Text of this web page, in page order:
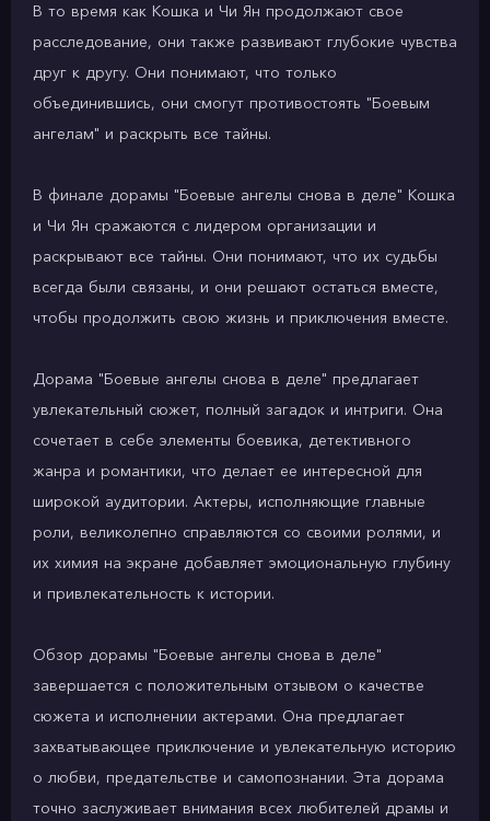
В то время как Кошка и Чи Ян продолжают свое
расследование, они также развивают глубокие чувства
друг к другу. Они понимают, что только
объединившись, они смогут противостоять "Боевым
ангелам" и раскрыть все тайны.
В финале дорамы "Боевые ангелы снова в деле" Кошка
и Чи Ян сражаются с лидером организации и
раскрывают все тайны. Они понимают, что их судьбы
всегда были связаны, и они решают остаться вместе,
чтобы продолжить свою жизнь и приключения вместе.
Дорама "Боевые ангелы снова в деле" предлагает
увлекательный сюжет, полный загадок и интриги. Она
сочетает в себе элементы боевика, детективного
жанра и романтики, что делает ее интересной для
широкой аудитории. Актеры, исполняющие главные
роли, великолепно справляются со своими ролями, и
их химия на экране добавляет эмоциональную глубину
и привлекательность к истории.
Обзор дорамы "Боевые ангелы снова в деле"
завершается с положительным отзывом о качестве
сюжета и исполнении актерами. Она предлагает
захватывающее приключение и увлекательную историю
о любви, предательстве и самопознании. Эта дорама
точно заслуживает внимания всех любителей драмы и